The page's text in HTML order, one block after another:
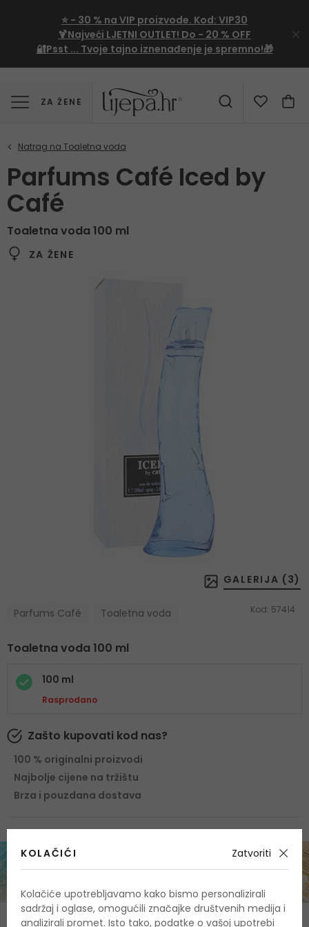
⭐ - 30 % na VIP proizvode. Kod: VIP30
🍹Najveći LJETNI OUTLET! Do - 20 % OFF
🔐Psst ... Tvoje tajno iznenađenje je spremno!🎁
ZA ŽENE
Parfums Café Iced by
Café
Toaletna voda 100 ml
ZA ŽENE
GALERIJA ( 3)
Parfums Café Toaletna voda Kod: 57414
Toaletna voda 100 ml
100 ml
Rasprodano
Zašto kupovati kod nas?
100 % originalni proizvodi
Najbolje cijene na tržištu
Brza i pouzdana dostava
KOLAČIĆI Zatvoriti
Kolačiće upotrebljavamo kako bismo personalizirali
sadržaj i oglase, omogućili značajke društvenih medija i
analizirali promet. Isto tako, podatke o vašoj upotrebi